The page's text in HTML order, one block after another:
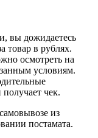
вы дожидаетесь
товар в рублях.
осмотреть на
условиям.
чек.
из
постамата.